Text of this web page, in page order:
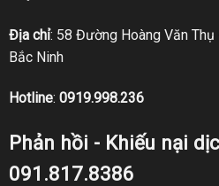
Địa chỉ: 58 Đường Hoàng Văn
Bắc Ninh
Hotline: 0919.998.236
Phản hồi - Khiếu nại
091.817.8386